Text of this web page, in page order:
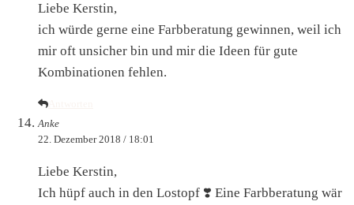
Liebe Kerstin,
ich würde gerne eine Farbberatung gewinnen, weil ich
mir oft unsicher bin und mir die Ideen für gute
Kombinationen fehlen.
Anke
22. Dezember 2018 / 18:01
Liebe Kerstin,
Ich hüpf auch in den Lostopf ❣️ Eine Farbberatung wär